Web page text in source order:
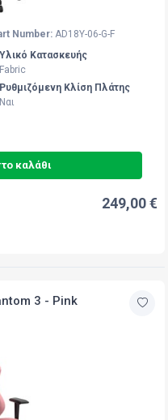
Number: AD18Y-06-G-F
Υλικό Κατασκευής
Fabric
Ρυθμιζόμενη Κλίση Πλάτης
Ναι
καλάθι
249,00 €
3 - Pink